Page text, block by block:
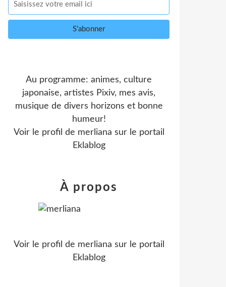
Au programme: animes, culture
japonaise, artistes Pixiv, mes avis,
musique de divers horizons et bonne
humeur!
Voir le profil de merliana sur le portail
Eklablog
À propos
Voir le profil de merliana sur le portail
Eklablog